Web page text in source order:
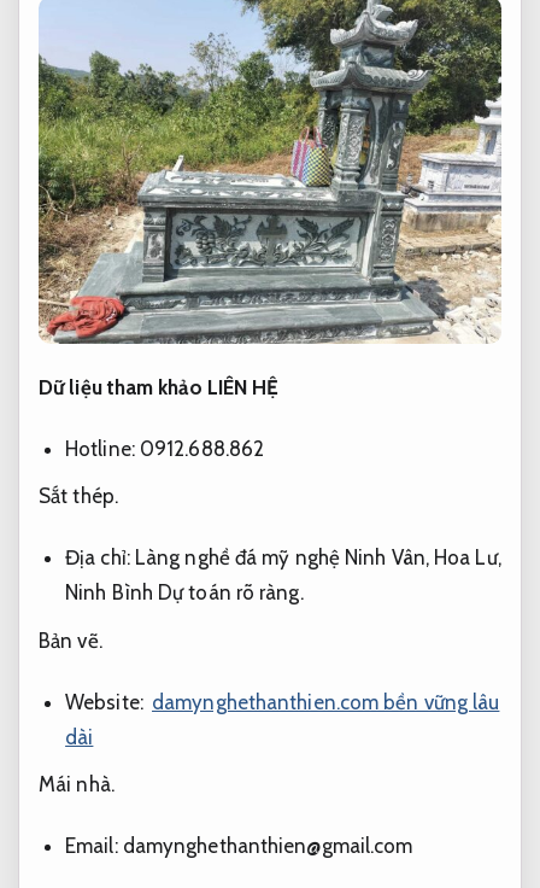
Dữ liệu tham khảo LIÊN HỆ
Hotline: 0912.688.862
Sắt thép.
Địa chỉ: Làng nghề đá mỹ nghệ Ninh Vân, Hoa Lư,
Ninh Bình Dự toán rõ ràng.
Bản vẽ.
Website: damynghethanthien.com bền vững lâu
dài
Mái nhà.
Email: damynghethanthien@gmail.com